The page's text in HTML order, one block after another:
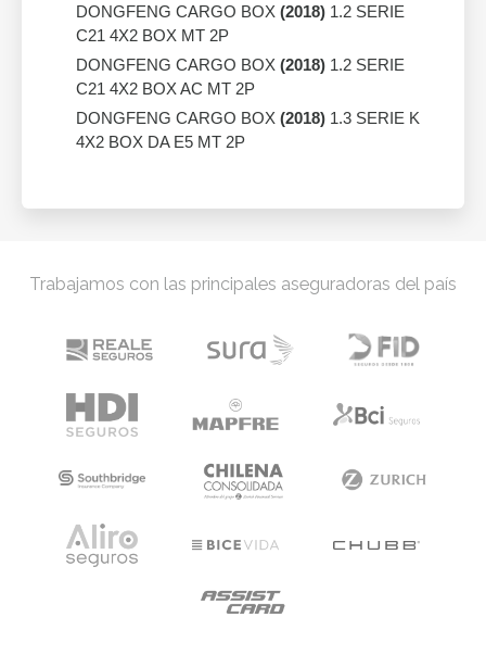
DONGFENG CARGO BOX (2018) 1.2 SERIE
C21 4X2 BOX MT 2P
DONGFENG CARGO BOX (2018) 1.2 SERIE
C21 4X2 BOX AC MT 2P
DONGFENG CARGO BOX (2018) 1.3 SERIE K
4X2 BOX DA E5 MT 2P
Trabajamos con las principales aseguradoras del país